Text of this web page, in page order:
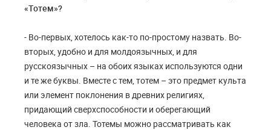
«Тотем»?
- Во-первых, хотелось как-то по-простому назвать. Во-
вторых, удобно и для молдоязычных, и для
русскоязычных – на обоих языках используются одни
и те же буквы. Вместе с тем, тотем – это предмет культа
или элемент поклонения в древних религиях,
придающий сверхспособности и оберегающий
человека от зла. Тотемы можно рассматривать как